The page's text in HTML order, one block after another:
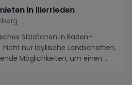
in Illerrieden
Städtchen in Baden-
nur idyllische Landschaften,
Möglichkeiten, um einen ...